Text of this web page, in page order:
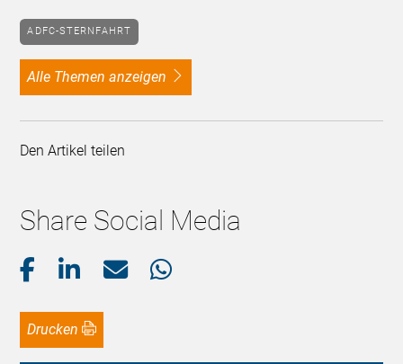
ADFC-STERNFAHRT
alle Themen anzeigen
Den Artikel teilen
Share Social Media
Drucken